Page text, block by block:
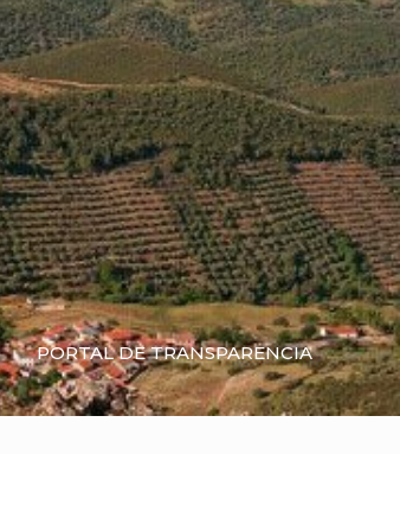
PORTAL DE TRANSPARENCIA